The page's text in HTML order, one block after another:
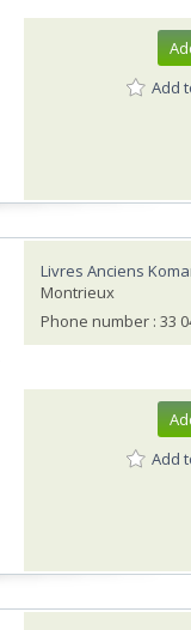
Add
Livres Anciens
Montrieux
Phone number : 33
Add